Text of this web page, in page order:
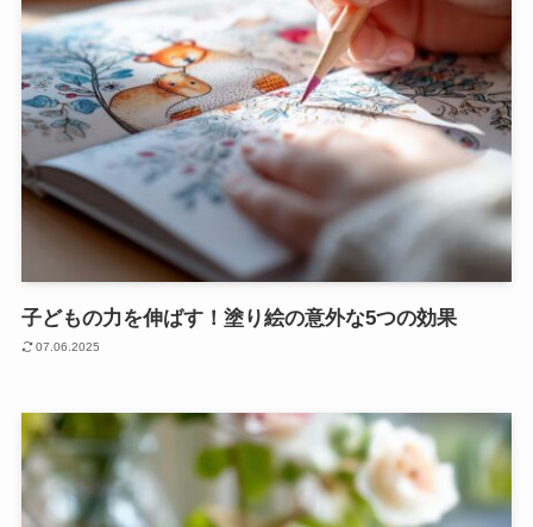
子どもの力を伸ばす！塗り絵の意外な5つの効果
07.06.2025